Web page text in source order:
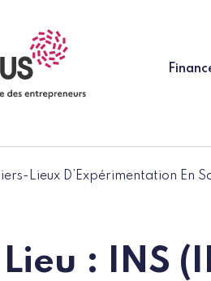
Lieux D’Expérimentation En
: INS